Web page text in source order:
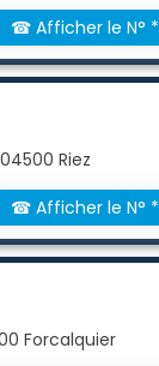
☎ Afficher le N° *
Riez
☎ Afficher le N° *
Forcalquier